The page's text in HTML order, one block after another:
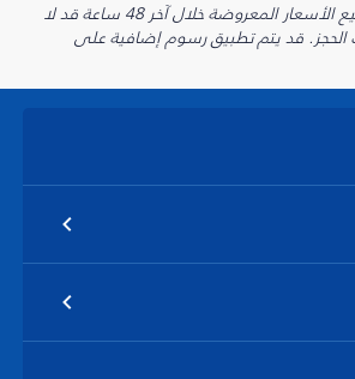
* تم الحصول على جميع الأسعار المعروضة خلال آخر 48 ساعة قد لا
قد يتم تطبيق رسوم إضافية على